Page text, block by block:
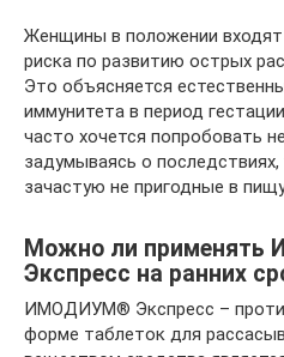
Женщины в положении входят
риска по развитию острых
Это объясняется
иммунитета в период
часто хочется попробовать
задумываясь о
зачастую не пригодные в
Можно ли
Экспресс на ранних
ИМОДИУМ® Экспресс –
форме таблеток для